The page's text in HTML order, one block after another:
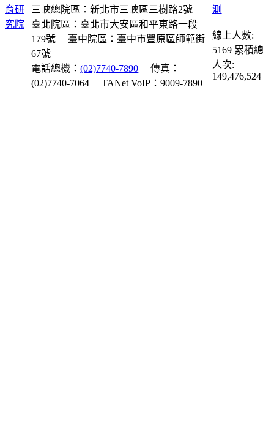
三峽總院區：新北市三峽區三樹路2號
臺北院區：臺北市大安區和平東路一段
179號
臺中院區：臺中市豐原區師範街
67號
電話總機：(02)7740-7890
傳真：
(02)7740-7064
TANet VoIP：9009-7890
線上人數:
5169 累積總
人次:
149,476,524